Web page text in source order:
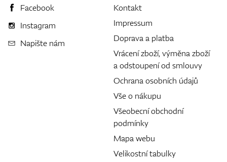
Facebook
Instagram
Napište nám
Kontakt
Impressum
Doprava a platba
Vrácení zboží, výměna zboží
a odstoupení od smlouvy
Ochrana osobních údajů
Vše o nákupu
Všeobecní obchodní
podmínky
Mapa webu
Velikostní tabulky